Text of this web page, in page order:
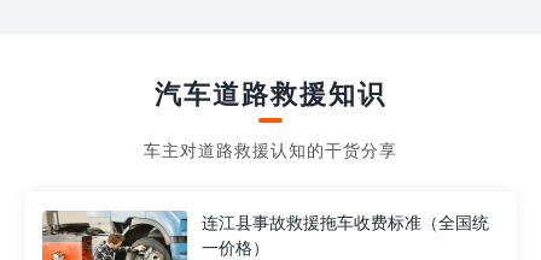
汽车道路救援知识
车主对道路救援认知的干货分享
连江县事故救援拖车收费标准（全国统
一价格）